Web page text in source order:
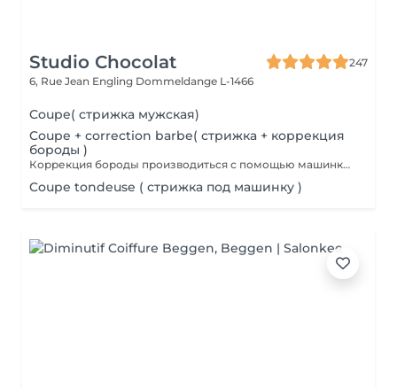
Studio Chocolat
247
6, Rue Jean Engling Dommeldange L-1466
Coupe( стрижка мужская)
Coupe + correction barbe( стрижка + коррекция
бороды )
Коррекция бороды производиться с помощью машинки для стрижки волос.
Coupe tondeuse ( стрижка под машинку )